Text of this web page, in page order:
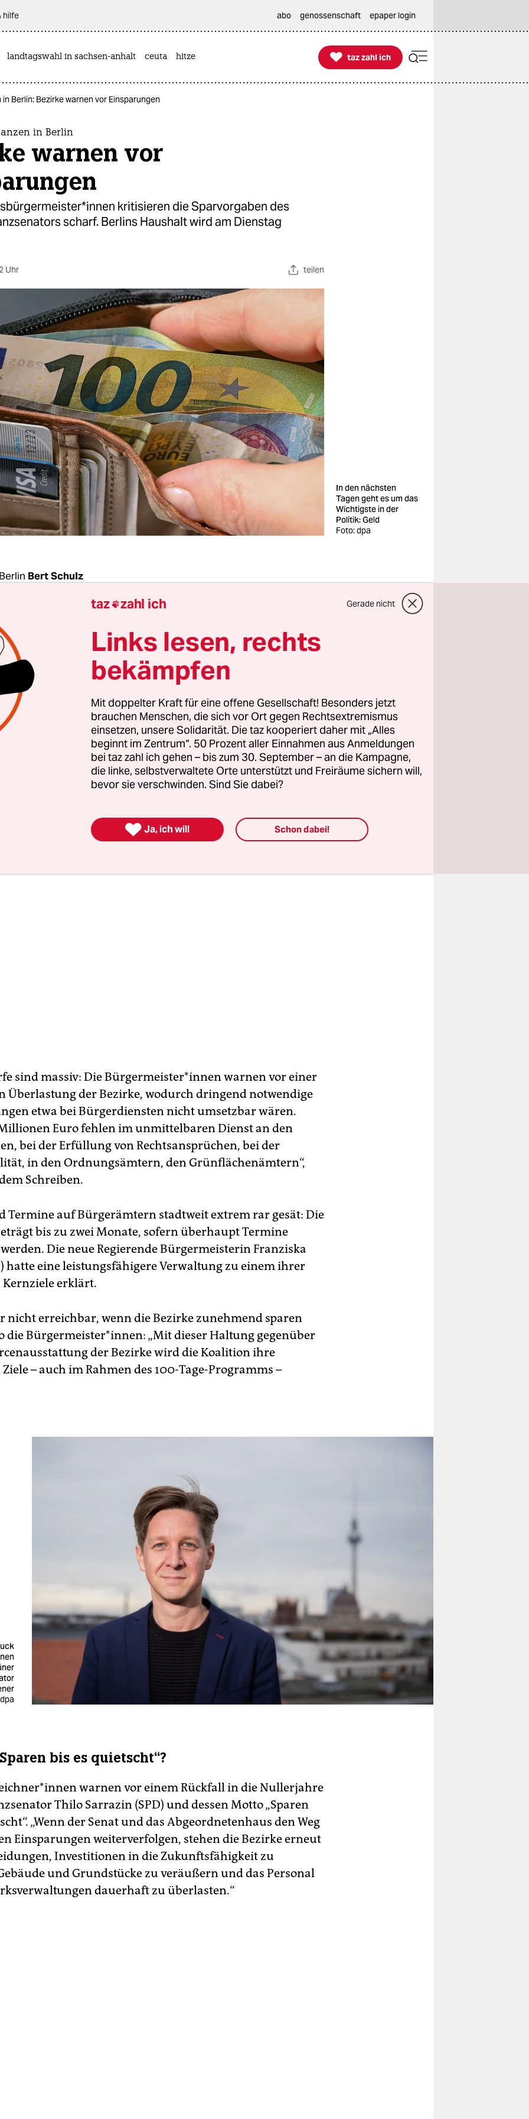
hilfe abo genossenschaft epaper login
landtagswahl in sachsen-anhalt ceuta hitze 
taz zahl ich
taz zahl ich
Berlin: Bezirke warnen vor Einsparungen
in Berlin
warnen vor
kritisieren die Sparvorgaben des
scharf. Berlins Haushalt wird am Dienstag
Uhr teilen
In den nächsten
Tagen geht es um das
Wichtigste in der
Politik: Geld
Foto: dpa
Bert Schulz
um die knapper gewordenen Finanzen Berlins hat
Am Montag warfen acht der zwölf Be­zirks­bür­ger­meis­te­
neuen grünen Finanzsenator Daniel Wesener (Grüne)
vor, die „langjährige strukturelle Unterfinanzierung
verschärfen zu wollen. Anlass sei dessen Aufforderung an
„weitere 78 Millionen Euro einsparen“ zu müssen.
punktgenau: Am Dienstag soll der Senat Weseners
für die Jahre 2022 und 2023 beschließen und an das
zur weiteren Debatte weiterleiten. Pikant: Mit
und Linkspartei an.
sind massiv: Die Bür­ger­meis­te­r*in­nen warnen vor einer
Überlastung der Bezirke, wodurch dringend notwendige
etwa bei Bürgerdiensten nicht umsetzbar wären.
Euro fehlen im unmittelbaren Dienst an den
bei der Erfüllung von Rechtsansprüchen, bei der
in den Ordnungsämtern, den Grünflächenämtern“,
Schreiben.
Termine auf Bürgerämtern stadtweit extrem rar gesät: Die
bis zu zwei Monate, sofern überhaupt Termine
Die neue Regierende Bürgermeisterin Franziska
hatte eine leistungsfähigere Verwaltung zu einem ihrer
erklärt.
nicht erreichbar, wenn die Bezirke zunehmend sparen
die Bürgermeister*innen: „Mit dieser Haltung gegenüber
der Bezirke wird die Koalition ihre
– auch im Rahmen des 100-Tage-Programms –
bis es quietscht“?
warnen vor einem Rückfall in die Nullerjahre
Thilo Sarrazin (SPD) und dessen Motto „Sparen
„Wenn der Senat und das Abgeordnetenhaus den Weg
Einsparungen weiterverfolgen, stehen die Bezirke erneut
Investitionen in die Zukunftsfähigkeit zu
und Grundstücke zu veräußern und das Personal
dauerhaft zu überlasten.“
taz zahl ich Gerade nicht
Links lesen, rechts
bekämpfen
Mit doppelter Kraft für eine offene Gesellschaft! Besonders jetzt
brauchen Menschen, die sich vor Ort gegen Rechtsextremismus
einsetzen, unsere Solidarität. Die taz kooperiert daher mit „Alles
beginnt im Zentrum“. 50 Prozent aller Einnahmen aus Anmeldungen
bei taz zahl ich gehen – bis zum 30. September – an die Kampagne,
die linke, selbstverwaltete Orte unterstützt und Freiräume sichern will,
bevor sie verschwinden. Sind Sie dabei?
 Ja, ich will Schon dabei!